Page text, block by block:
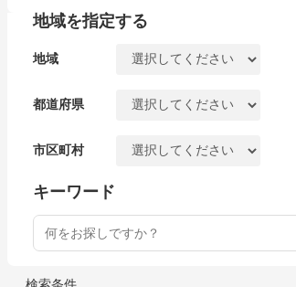
地域を指定する
地域
都道府県
市区町村
キーワード
検索条件